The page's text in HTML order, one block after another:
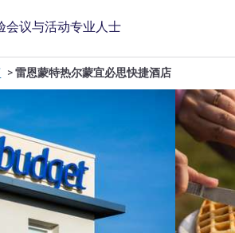
会议与活动专业人士
雷恩蒙特热尔蒙宜必思快捷酒店